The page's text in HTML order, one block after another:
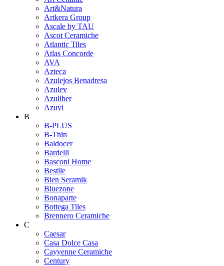
Art&Natura
Artkera Group
Ascale by TAU
Ascot Ceramiche
Atlantic Tiles
Atlas Concorde
AVA
Azteca
Azulejos Benadresa
Azulev
Azuliber
Azuvi
B
B-PLUS
B-Thin
Baldocer
Bardelli
Basconi Home
Bestile
Bien Seramik
Bluezone
Bonaparte
Bottega Tiles
Brennero Ceramiche
C
Caesar
Casa Dolce Casa
Cayyenne Ceramiche
Century